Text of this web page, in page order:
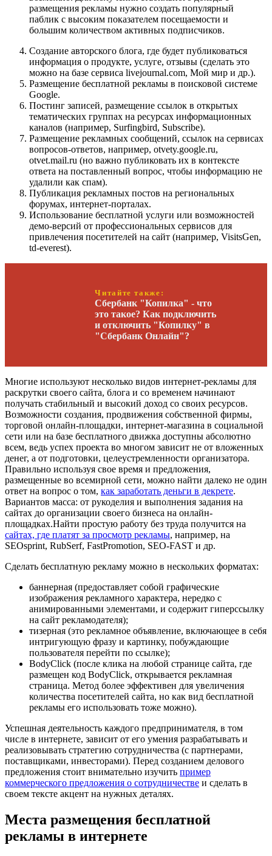
размещения рекламы нужно создать популярный
паблик с высоким показателем посещаемости и
большим количеством активных подписчиков.
Создание авторского блога, где будет публиковаться
информация о продукте, услуге, отзывы (сделать это
можно на базе сервиса livejournal.com, Мой мир и др.).
Размещение бесплатной рекламы в поисковой системе
Google.
Постинг записей, размещение ссылок в открытых
тематических группах на ресурсах информационных
каналов (например, Surfingbird, Subscribe).
Размещение рекламных сообщений, ссылок на сервисах
вопросов-ответов, например, otvety.google.ru,
otvet.mail.ru (но важно публиковать их в контексте
ответа на поставленный вопрос, чтобы информацию не
удалили как спам).
Публикация рекламных постов на региональных
форумах, интернет-порталах.
Использование бесплатной услуги или возможностей
демо-версий от профессиональных сервисов для
привлечения посетителей на сайт (например, VisitsGen,
td-everest).
Читайте также:
Сбербанк "Копилка" - что
это такое? Как подключить
и отключить "Копилку" в
"Сбербанк Онлайн"?
Многие используют несколько видов интернет-рекламы для
раскрутки своего сайта, блога и со временем начинают
получать стабильный и высокий доход со своих ресурсов.
Возможности создания, продвижения собственной фирмы,
торговой онлайн-площадки, интернет-магазина в социальной
сети или на базе бесплатного движка доступны абсолютно
всем, ведь успех проекта во многом зависит не от вложенных
денег, а от подготовки, целеустремленности организатора.
Правильно используя свое время и предложения,
размещенные во всемирной сети, можно найти далеко не один
ответ на вопрос о том, как заработать деньги в декрете.
Вариантов масса: от рукоделия и выполнения задания на
сайтах до организации своего бизнеса на онлайн-
площадках.Найти простую работу без труда получится на
сайтах, где платят за просмотр рекламы, например, на
SEOsprint, RubSerf, FastPromotion, SEO-FAST и др.
Сделать бесплатную рекламу можно в нескольких форматах:
баннерная (предоставляет собой графические
изображения рекламного характера, нередко с
анимированными элементами, и содержит гиперссылку
на сайт рекламодателя);
тизерная (это рекламное объявление, включающее в себя
интригующую фразу и картинку, побуждающие
пользователя перейти по ссылке);
BodyClick (после клика на любой странице сайта, где
размещен код BodyClick, открывается рекламная
страница. Метод более эффективен для увеличения
количества посетителей сайта, но как вид бесплатной
рекламы его использовать тоже можно).
Успешная деятельность каждого предпринимателя, в том
числе в интернете, зависит от его умения разрабатывать и
реализовывать стратегию сотрудничества (с партнерами,
поставщиками, инвесторами). Перед созданием делового
предложения стоит внимательно изучить пример
коммерческого предложения о сотрудничестве и сделать в
своем тексте акцент на нужных деталях.
Места размещения бесплатной
рекламы в интернете